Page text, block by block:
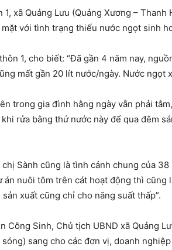
xã Quảng Lưu (Quảng Xương –
với tình trạng thiếu nước ngọt sinh
1, cho biết: “Đã gần 4 năm nay,
mất gần 20 lít nước/ngày. Nước ngọt
trong gia đình hằng ngày vẫn phải
rửa bằng thứ nước này để qua đêm
Sành cũng là tình cảnh chung của
án nuôi tôm trên cát hoạt động thì
xuất cũng chỉ cho năng suất thấp”.
Công Sinh, Chủ tịch UBND xã Quảng
sang cho các đơn vị, doanh